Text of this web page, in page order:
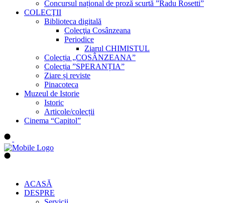
Concursul național de proză scurtă ”Radu Rosetti”
COLECŢII
Biblioteca digitală
Colecţia Cosânzeana
Periodice
Ziarul CHIMISTUL
Colecția „COSÂNZEANA”
Colecția ”SPERANȚIA”
Ziare și reviste
Pinacoteca
Muzeul de Istorie
Istoric
Articole/colecții
Cinema “Capitol”
ACASĂ
DESPRE